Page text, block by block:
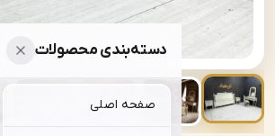
دسته‌بندی محصولات
صفحه اصلی